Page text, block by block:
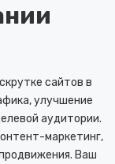
сайтов в
улучшение
аудитории.
маркетинг,
Ваш